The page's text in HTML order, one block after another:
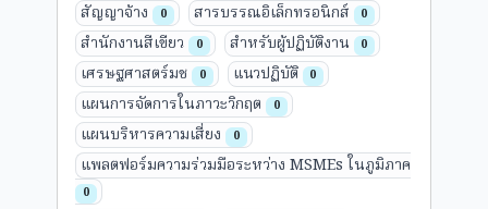
สัญญาจ้าง 0 สารบรรณอิเล็กทรอนิกส์ 0
สำนักงานสีเขียว 0 สำหรับผู้ปฏิบัติงาน 0
เศรษฐศาสตร์มช 0 แนวปฏิบัติ 0
แผนการจัดการในภาวะวิกฤต 0
แผนบริหารความเสี่ยง 0
แพลตฟอร์มความร่วมมือระหว่าง MSMEs ในภูมิภาค
0